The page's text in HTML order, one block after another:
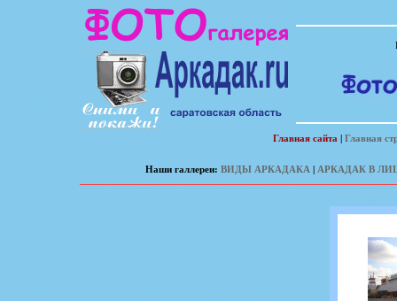
Главная сайта | Главная
Наши галлереи: ВИДЫ АРКАДАКА | АРКАДАК В